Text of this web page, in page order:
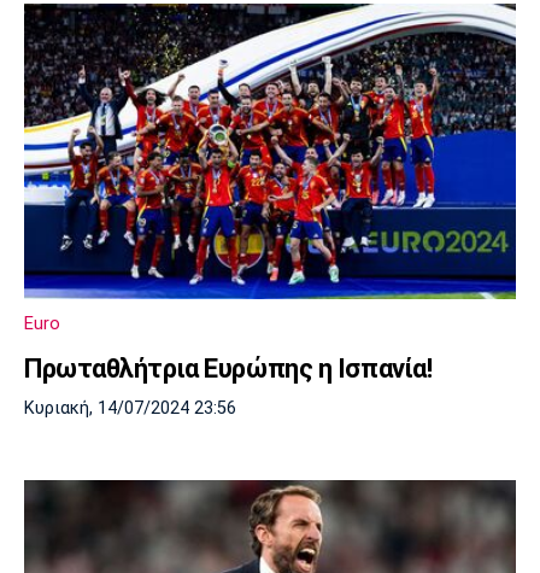
Euro
Πρωταθλήτρια Ευρώπης η Ισπανία!
Κυριακή, 14/07/2024 23:56